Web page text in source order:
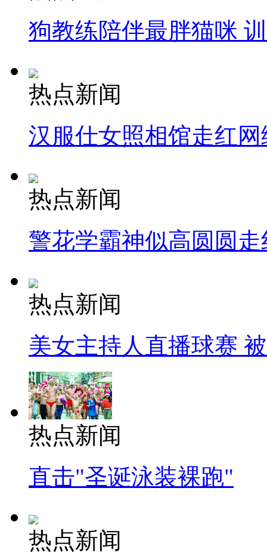
狗教练陪伴最胖猫咪
热点新闻
汉服仕女照相馆走红网
热点新闻
警花学霸神似高圆圆走
热点新闻
美女主持人直播球赛
热点新闻
直击"圣诞泳装裸跑"
热点新闻